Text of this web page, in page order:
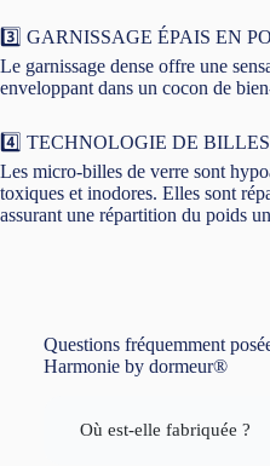
3️⃣ GARNISSAGE ÉPAIS EN
Le garnissage dense offre une
enveloppant dans un cocon de
4️⃣ TECHNOLOGIE DE
Les micro-billes de verre sont
toxiques et inodores. Elles sont
assurant une répartition du poids
Questions fréquemment
Harmonie by dormeur®
Où est-elle fabriquée ?